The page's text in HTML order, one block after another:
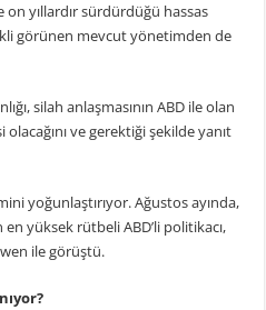
on yıllardır sürdürdüğü hassas
görünen mevcut yönetimden de
silah anlaşmasının ABD ile olan
ve gerektiği şekilde yanıt
yoğunlaştırıyor. Ağustos ayında,
en yüksek rütbeli ABD’li politikacı,
ile görüştü.